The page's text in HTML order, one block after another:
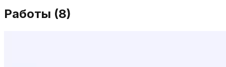
Работы (8)